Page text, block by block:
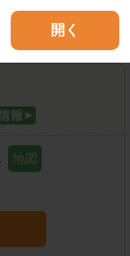
開く
地図